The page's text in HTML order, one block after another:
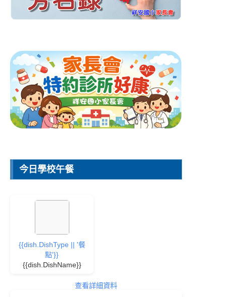
今日學校午餐
{{dish.DishType || '餐
點'}}
{{dish.DishName}}
查看詳細資料